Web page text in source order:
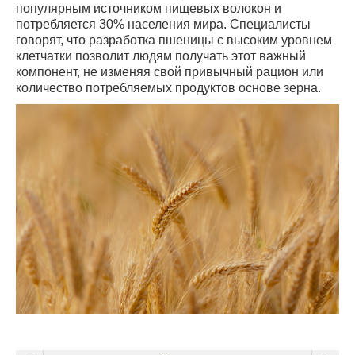
популярным источником пищевых волокон и
потребляется 30% населения мира. Специалисты
говорят, что разработка пшеницы с высоким уровнем
клетчатки позволит людям получать этот важный
компонент, не изменяя свой привычный рацион или
количество потребляемых продуктов основе зерна.